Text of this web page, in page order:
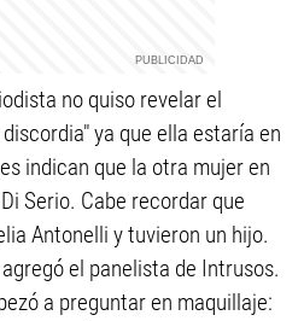
no quiso revelar el
ya que ella estaría en
indican que la otra mujer en
Serio. Cabe recordar que
Antonelli y tuvieron un hijo.
el panelista de Intrusos.
a preguntar en maquillaje: